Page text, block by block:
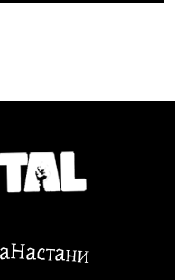
Настани